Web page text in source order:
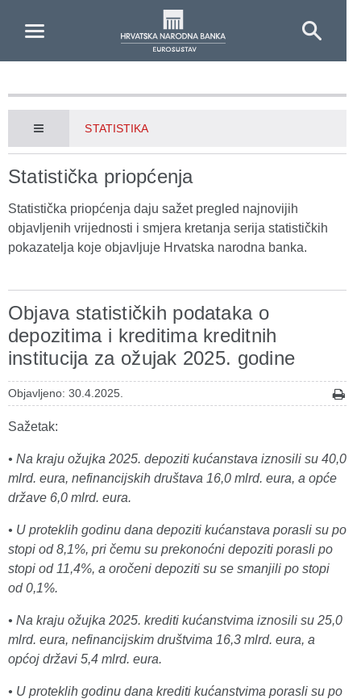
STATISTIKA
Statistička priopćenja
Statistička priopćenja daju sažet pregled najnovijih
objavljenih vrijednosti i smjera kretanja serija statističkih
pokazatelja koje objavljuje Hrvatska narodna banka.
Objava statističkih podataka o
depozitima i kreditima kreditnih
institucija za ožujak 2025. godine
Objavljeno: 30.4.2025.
Sažetak:
• Na kraju ožujka 2025. depoziti kućanstava iznosili su 40,0
mlrd. eura, nefinancijskih društava 16,0 mlrd. eura, a opće
države 6,0 mlrd. eura.
• U proteklih godinu dana depoziti kućanstava porasli su po
stopi od 8,1%, pri čemu su prekonoćni depoziti porasli po
stopi od 11,4%, a oročeni depoziti su se smanjili po stopi
od 0,1%.
• Na kraju ožujka 2025. krediti kućanstvima iznosili su 25,0
mlrd. eura, nefinancijskim društvima 16,3 mlrd. eura, a
općoj državi 5,4 mlrd. eura.
• U proteklih godinu dana krediti kućanstvima porasli su po